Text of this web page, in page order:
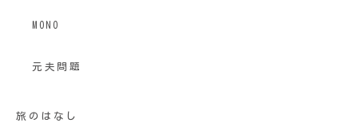
MONO
元夫問題
旅のはなし